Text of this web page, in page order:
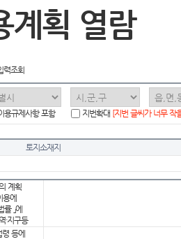
계획 열람
력조회
용규제사항 포함
지번확대 [지번 글씨가 너무 작
토지소재지
계획
용에
」에
·지구등
등에